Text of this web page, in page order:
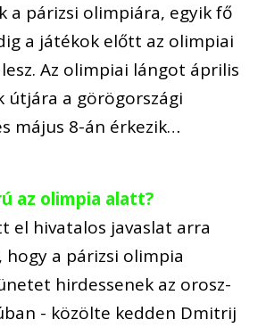
a párizsi olimpiára, egyik fő
a játékok előtt az olimpiai
Az olimpiai lángot április
útjára a görögországi
május 8-án érkezik…
az olimpia alatt?
el hivatalos javaslat arra
a párizsi olimpia
hirdessenek az orosz-
- közölte kedden Dmitrij